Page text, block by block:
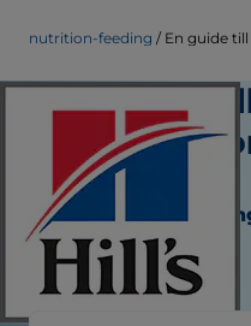
nutrition-feeding En guide till
En guide
och katter
Näring och
Angela Tague
September 03, 2024